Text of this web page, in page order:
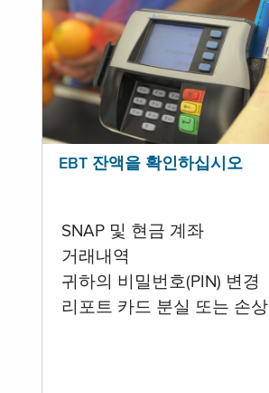
EBT 잔액을 확인하십시오
SNAP 및 현금 계좌
거래내역
귀하의 비밀번호(PIN) 변경
리포트 카드 분실 또는 손상